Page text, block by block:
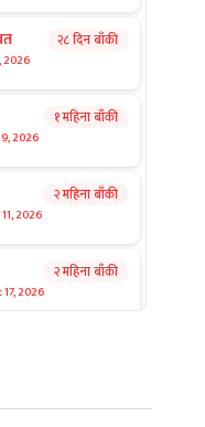
2026
२८ दिन बाँकी
2026
१ महिना बाँकी
2026
२ महिना बाँकी
17, 2026
२ महिना बाँकी